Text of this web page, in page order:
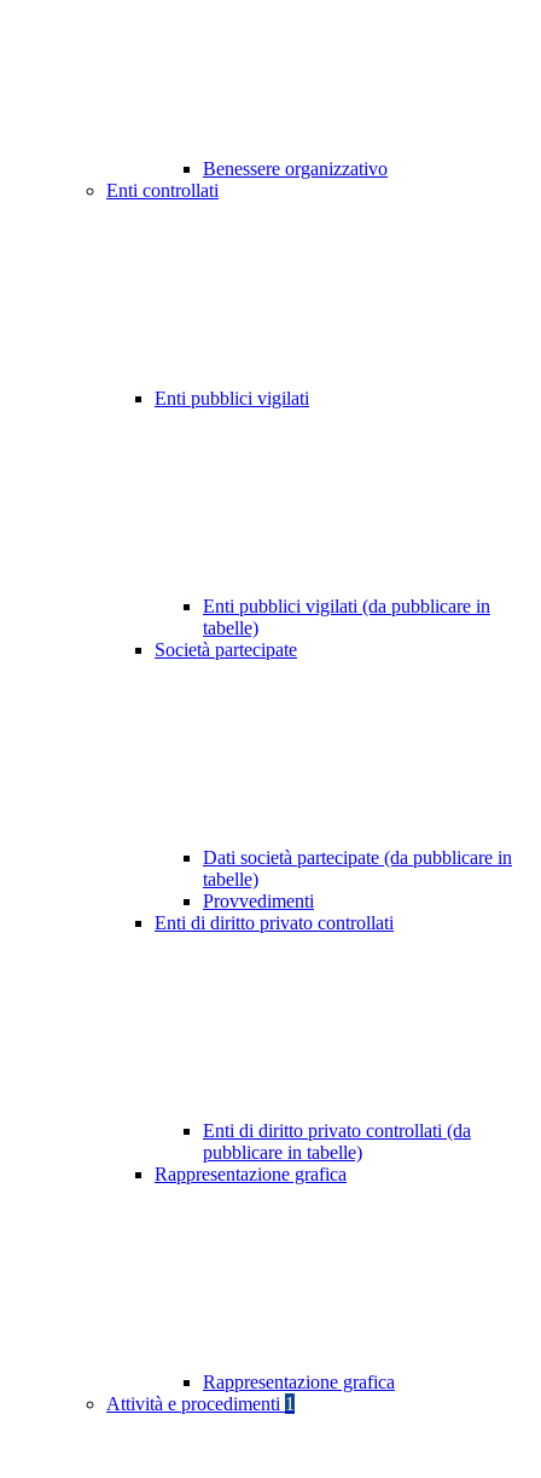
Benessere organizzativo
Enti controllati
Enti pubblici vigilati
Enti pubblici vigilati (da pubblicare in
tabelle)
Società partecipate
Dati società partecipate (da pubblicare in
tabelle)
Provvedimenti
Enti di diritto privato controllati
Enti di diritto privato controllati (da
pubblicare in tabelle)
Rappresentazione grafica
Rappresentazione grafica
Attività e procedimenti 1